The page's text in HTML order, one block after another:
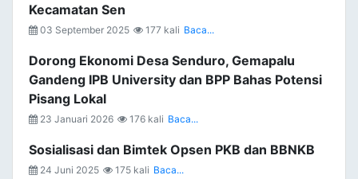
Kecamatan Sen
03 September 2025 177 kali Baca...
Dorong Ekonomi Desa Senduro, Gemapalu
Gandeng IPB University dan BPP Bahas Potensi
Pisang Lokal
23 Januari 2026 176 kali Baca...
Sosialisasi dan Bimtek Opsen PKB dan BBNKB
24 Juni 2025 175 kali Baca...